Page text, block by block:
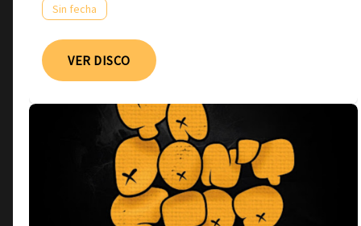
Sin fecha
VER DISCO